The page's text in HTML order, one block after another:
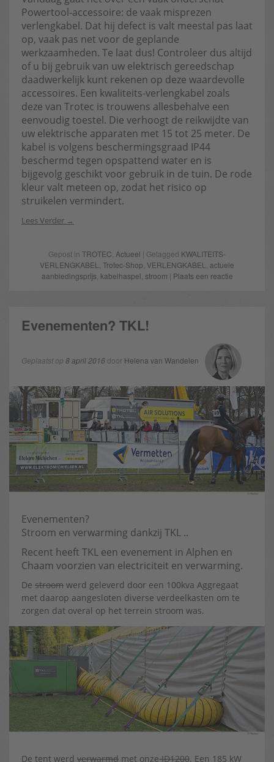
Powertool-accessoire: de vaak misprezen
verlengkabel. Dat hij defect is valt meestal pas laat
op, vaak pas net voor de geplande
werkzaamheden. Te laat dus! Controleer dus altijd
of u bij gebruik van uw elektrisch gereedschap
daadwerkelijk kunt rekenen op deze waardevolle
accessoires. Een kwaliteits-verlengkabel zoals
deze van Trotec is trouwens allesbehalve een
eenvoudig toestel. Die verhoogt de reikwijdte van
uw elektrische apparaten met 15 tot 25 meter. De
kabel is volgens beschermingsgraad IP44
beschermd tegen opspattend water en is
bijgevolg geschikt voor gebruik in de tuin. De rode
kleur valt meteen op, zodat het risico op
struikelen vermindert.
Lees Verder
Gepost in TROTEC Actueel | Getagged KWALITEITS-
VERLENGKABEL
Trotec-Shop VERLENGKABEL
actuele
aanbiedingsprijs kabelhaspel stroom | Plaats een reactie
Evenementen? TKL!
Geplaatst op 8 april 2016door Helena van Wandelen
Evenementen?
Stroom en verwarming dankzij TKL ..
Recent heeft TKL een evenement in Alphen en
Chaam voorzien van electriciteit en verwarming.
De stroom werd geleverd door een 100kva Aggregaat
met daarop aangesloten diverse verdeelkasten om te
zorgen dat overal op het terrein stroom was.
De tent werd verwarmd met onzeID1200. Een 185 kW